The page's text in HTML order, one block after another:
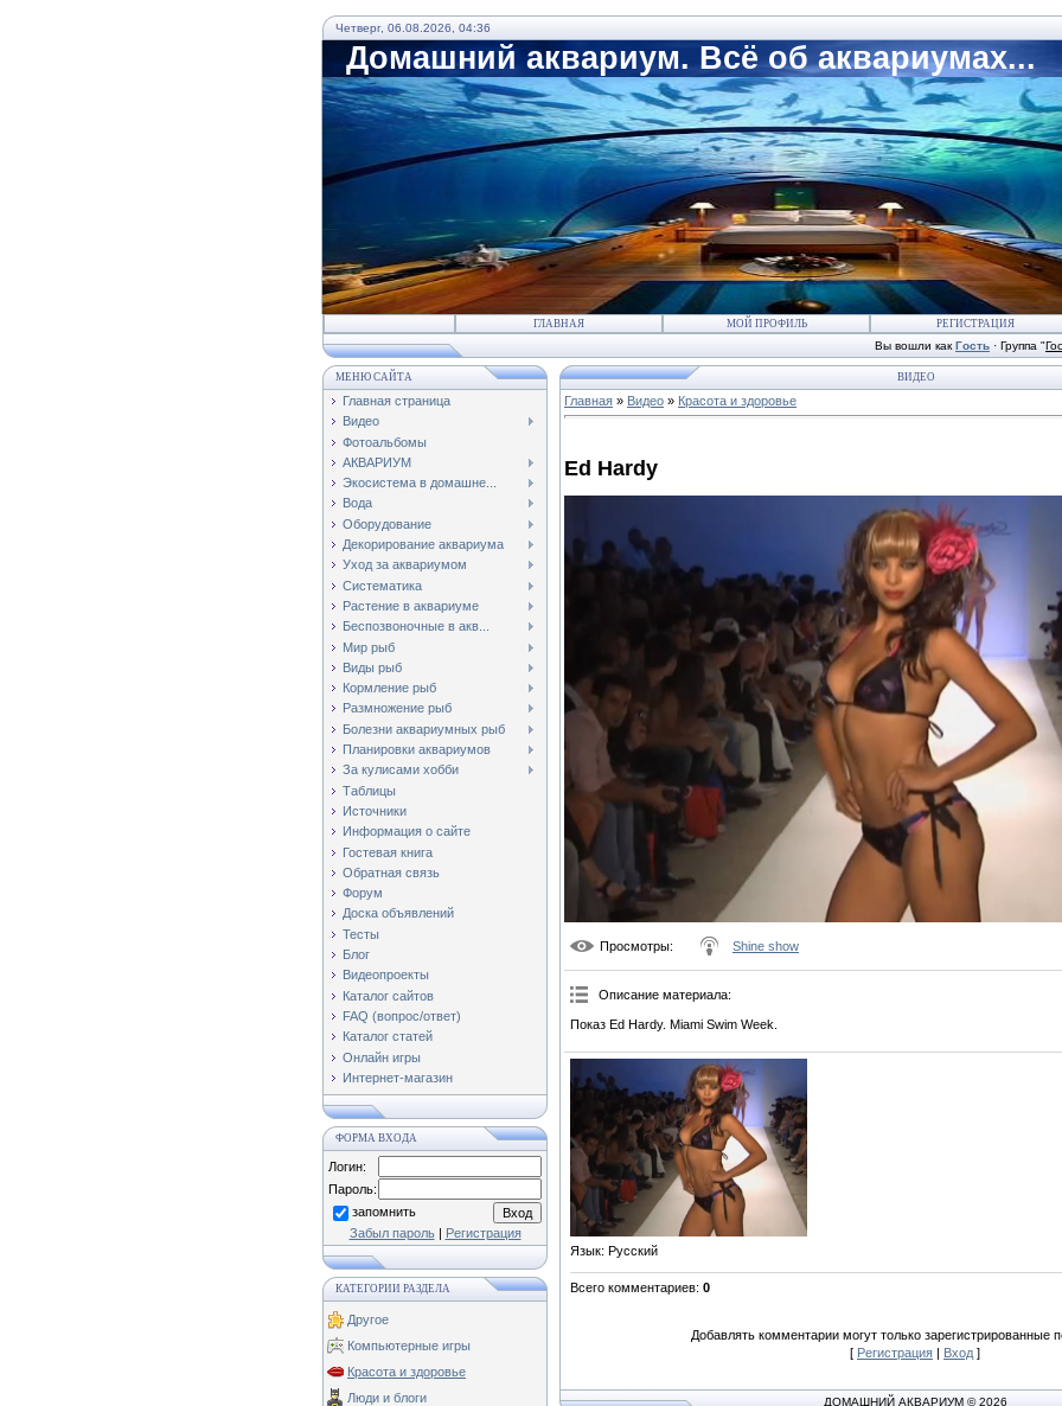
Четверг, 06.08.2026, 04:36
Домашний аквариум. Всё об аквариумах...
ГЛАВНАЯ МОЙ ПРОФИЛЬ РЕГИСТРАЦИЯ
Вы вошли как Гость · Группа "
МЕНЮ САЙТА
Главная страница
Видео
Фотоальбомы
АКВАРИУМ
Экосистема в домашне...
Вода
Оборудование
Декорирование аквариума
Уход за аквариумом
Систематика
Растение в аквариуме
Беспозвоночные в акв...
Мир рыб
Виды рыб
Кормление рыб
Размножение рыб
Болезни аквариумных рыб
Планировки аквариумов
За кулисами хобби
Таблицы
Источники
Информация о сайте
Гостевая книга
Обратная связь
Форум
Доска объявлений
Тесты
Блог
Видеопроекты
Каталог сайтов
FAQ (вопрос/ответ)
Каталог статей
Онлайн игры
Интернет-магазин
ФОРМА ВХОДА
Логин:
Пароль:
запомнить
Забыл пароль| Регистрация
КАТЕГОРИИ РАЗДЕЛА
Другое
Компьютерные игры
Красота и здоровье
Люди и блоги
ВИДЕО
Главная » Видео » Красота и здоровье
Ed Hardy
Просмотры: Shine show
Описание материала:
Показ Ed Hardy. Miami Swim Week.
Язык: Русский
Всего комментариев: 0
Добавлять комментарии могут только зарегистрированные
[ Регистрация | Вход ]
ДОМАШНИЙ АКВАРИУМ © 2026